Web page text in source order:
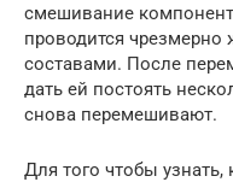
смешивание
проводится
составами. После
дать ей постоять
снова перемешивают.
Для того чтобы узнать,